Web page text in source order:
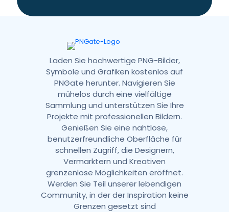
Laden Sie hochwertige PNG-Bilder,
Symbole und Grafiken kostenlos auf
PNGate herunter. Navigieren Sie
mühelos durch eine vielfältige
Sammlung und unterstützen Sie Ihre
Projekte mit professionellen Bildern.
Genießen Sie eine nahtlose,
benutzerfreundliche Oberfläche für
schnellen Zugriff, die Designern,
Vermarktern und Kreativen
grenzenlose Möglichkeiten eröffnet.
Werden Sie Teil unserer lebendigen
Community, in der der Inspiration keine
Grenzen gesetzt sind